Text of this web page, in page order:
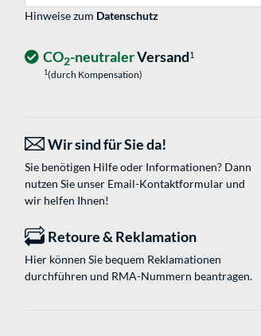
Hinweise zum Datenschutz
CO2-neutralerVersand1
1(durch Kompensation)
Wir sind für Sie da!
Sie benötigen Hilfe oder Informationen? Dann
nutzen Sie unser Email-Kontaktformularund
wir helfen Ihnen!
Retoure & Reklamation
Hier können Sie bequem Reklamationen
durchführen und RMA-Nummern beantragen.